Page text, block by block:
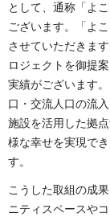
として、通称「よ
ございます。「よ
させていただきま
ロジェクトを御提
実績がございます
口・交流人口の流
施設を活用した拠
様な幸せを実現で
す。
こうした取組の成
ニティスペースや